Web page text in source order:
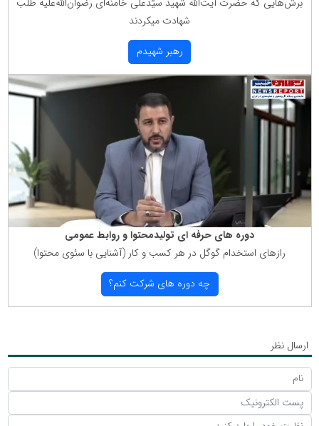
شهادت میكردند
رهبر شهیدم
دوره های حرفه ای تولیدمحتوا و روابط عمومی
رازهای استخدام گوگل در هر كسب و كار (آشنایی با سئوی محتوا)
چه دوره های شركت كنم؟
ارسال نظر